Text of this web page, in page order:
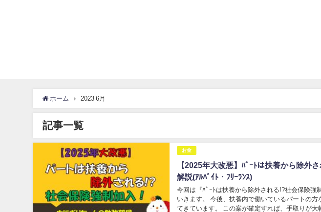
ホーム 2023 6月
記事一覧
お金
【2025年大改悪】ﾊﾟｰﾄは扶養から除外
解説(ｱﾙﾊﾞｲﾄ・ﾌﾘｰﾗﾝｽ)
今回は『ﾊﾟｰﾄは扶養から除外される!?社会保険強
いきます。 今後、扶養内で働いているパートの
てきています。 この案が確定すれば、手取りが大